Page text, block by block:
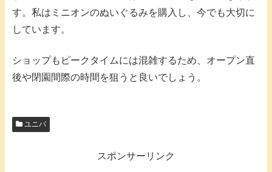
す。私はミニオンのぬいぐるみを購入し、今でも大切に
しています。
ショップもピークタイムには混雑するため、オープン直
後や閉園間際の時間を狙うと良いでしょう。
ユニバ
スポンサーリンク